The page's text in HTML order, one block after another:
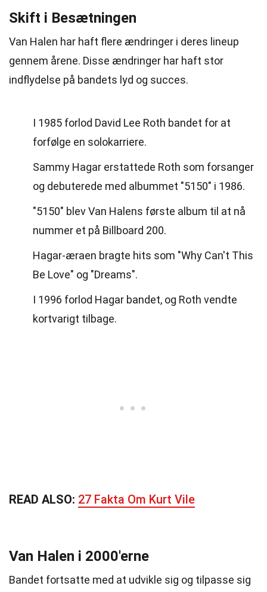
Skift i Besætningen
Van Halen har haft flere ændringer i deres lineup
gennem årene. Disse ændringer har haft stor
indflydelse på bandets lyd og succes.
I 1985 forlod David Lee Roth bandet for at
forfølge en solokarriere.
Sammy Hagar erstattede Roth som forsanger
og debuterede med albummet "5150" i 1986.
"5150" blev Van Halens første album til at nå
nummer et på Billboard 200.
Hagar-æraen bragte hits som "Why Can't This
Be Love" og "Dreams".
I 1996 forlod Hagar bandet, og Roth vendte
kortvarigt tilbage.
READ ALSO: 27 Fakta Om Kurt Vile
Van Halen i 2000'erne
Bandet fortsatte med at udvikle sig og tilpasse sig